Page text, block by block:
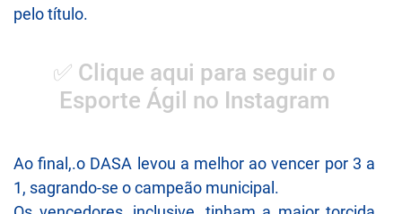
pelo título.
✅ Clique aqui para seguir o
Esporte Ágil no Instagram
Ao final,.o DASA levou a melhor ao vencer por 3 a
1, sagrando-se o campeão municipal.